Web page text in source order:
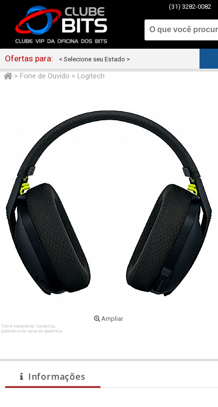
(31) 3282-0082
Ofertas para: < Selecione seu Estado >
> Fone de Ouvido > Logitech
Ampliar
Foto é meramente ilustrativa,
podendo este variar de aparência.
Informações